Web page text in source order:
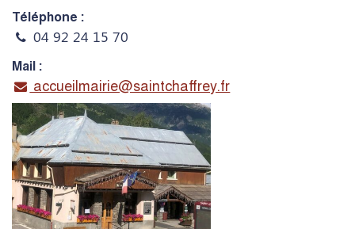
Téléphone :
04 92 24 15 70
Mail :
accueilmairie@saintchaffrey.fr